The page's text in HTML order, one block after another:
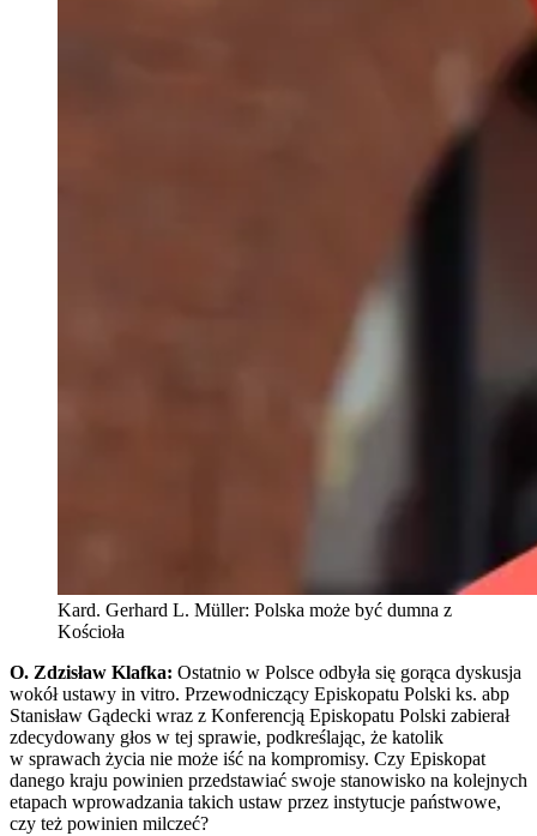
Kard. Gerhard L. Müller: Polska może być dumna z
Kościoła
O. Zdzisław Klafka: Ostatnio w Polsce odbyła się gorąca dyskusja
wokół ustawy in vitro. Przewodniczący Episkopatu Polski ks. abp
Stanisław Gądecki wraz z Konferencją Episkopatu Polski zabierał
zdecydowany głos w tej sprawie, podkreślając, że katolik
w sprawach życia nie może iść na kompromisy. Czy Episkopat
danego kraju powinien przedstawiać swoje stanowisko na kolejnych
etapach wprowadzania takich ustaw przez instytucje państwowe,
czy też powinien milczeć?